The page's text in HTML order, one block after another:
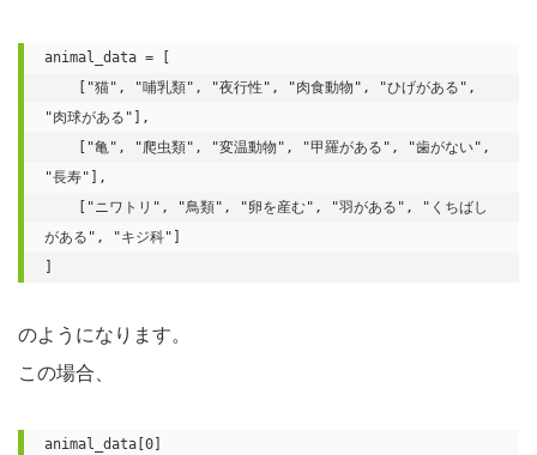
animal_data = [
["猫", "哺乳類", "夜行性", "肉食動物", "ひげがある",
"肉球がある"],
["亀", "爬虫類", "変温動物", "甲羅がある", "歯がない",
"長寿"],
["ニワトリ", "鳥類", "卵を産む", "羽がある", "くちばし
がある", "キジ科"]
のようになります。
この場合、
animal_data[0]